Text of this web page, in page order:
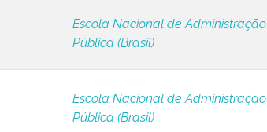
Escola Nacional de Administração
Pública (Brasil)
Escola Nacional de Administração
Pública (Brasil)